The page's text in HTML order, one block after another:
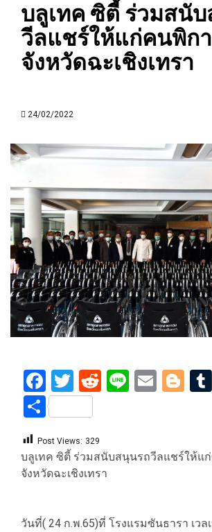
บลูเทค ซิตี้ ร่วมสนั
วีลแชร์ให้แก่คนพิก
จังหวัดฉะเชิงเทรา
24/02/2022
Facebook
Twitter
Reddit
LineEmail
Share
Post Views: 329
บลูเทค ซิตี้ ร่วมสนับสนุนรถวีลแชร์ให้แ
จังหวัดฉะเชิงเทรา
วันที่( 24 ก.พ.65)ที่ โรงแรมซันธารา เวล